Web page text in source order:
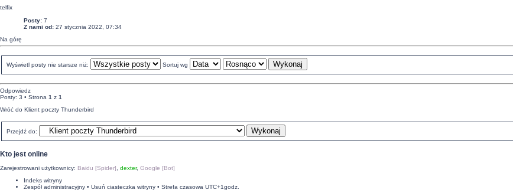
telfix
Posty: 7
Z nami od: 27 stycznia 2022, 07:34
Na górę
Wyświetl posty nie starsze niż: Sortuj wg
Odpowiedz
Posty: 3 • Strona 1 z 1
Wróć do Klient poczty Thunderbird
Przejdź do:
Kto jest online
Zarejestrowani użytkownicy: Baidu [Spider] dexter, Google [Bot]
Indeks witryny
Zespół administracyjny • Usuń ciasteczka witryny • Strefa czasowa UTC+1godz.